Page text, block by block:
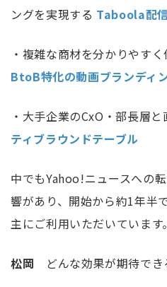
ングを実現する Taboola配
・複雑な商材を分かりやす
BtoB特化の動画ブランディ
・大手企業のCxO・部長層
ティブラウンドテーブル
中でもYahoo!ニュースへの
響があり、開始から約1年半
主にご利用いただいています。
松岡 どんな効果が期待でき